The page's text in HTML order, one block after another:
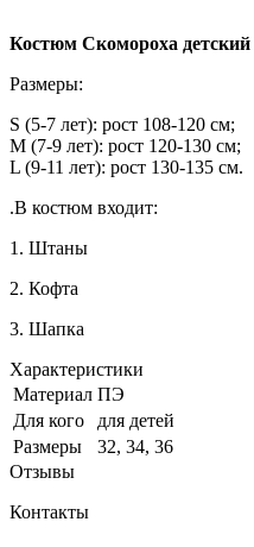
Костюм Скомороха детский
Размеры:
S (5-7 лет): рост 108-120 см;
M (7-9 лет): рост 120-130 см;
L (9-11 лет): рост 130-135 см.
.В костюм входит:
1. Штаны
2. Кофта
3. Шапка
Характеристики
Материал ПЭ
Для кого
для детей
Размеры
32, 34, 36
Отзывы
Контакты